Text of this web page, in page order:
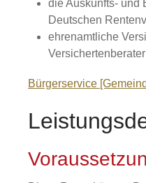
die Auskunfts- und
Deutschen
ehrenamtliche
Versichertenberater
Bürgerservice